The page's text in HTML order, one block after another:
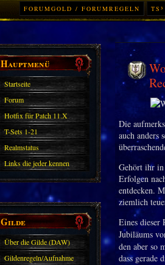
FORUMGOLD / FORUMREGELN
Hauptmenü
Startseite
Forum
Hotfix für Patch 11.X
T-Sets 1-21
Realmstatus
Links die jeder kennen
sollte?! Oder nicht?
Gilde
Über die Gilde (DAW)
Gildenregeln/Aufnahme
Die
auch anders
Gehört ihr
Erfolgen
entdecken.
ziemlich
Eines dieser
Jubiläums
den aber so
dass gerade